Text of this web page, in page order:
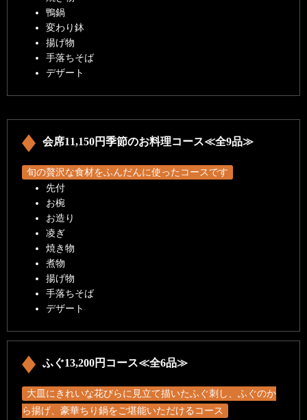
鴨鍋
変わり鉢
揚げ物
手落ちそば
デザート
会席11,150円季節のお料理コース≪全9品≫
旬の贅沢な食材をふんだんに使ったコースです
先付
お椀
お造り
凌ぎ
焼き物
煮物
揚げ物
手落ちそば
デザート
ふぐ13,200円コース≪全6品≫
大皿にきれいな花びらに見立て描いたふぐ刺し、ふぐのか
ら揚げ、豪華ちり鍋をご堪能いただけるコース